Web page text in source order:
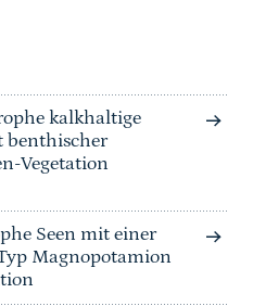
kalkhaltige
benthischer
Vegetation
Seen mit einer
Magnopotamion